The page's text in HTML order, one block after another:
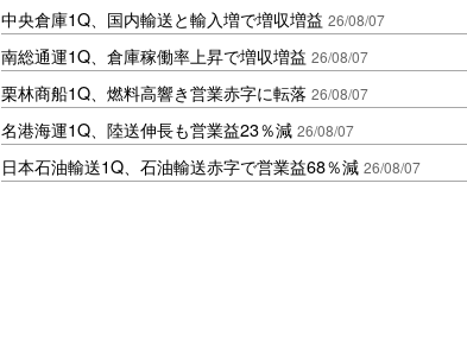
中央倉庫1Q、国内輸送と輸入増で増収増益 26/08/07
南総通運1Q、倉庫稼働率上昇で増収増益 26/08/07
栗林商船1Q、燃料高響き営業赤字に転落 26/08/07
名港海運1Q、陸送伸長も営業益23％減 26/08/07
日本石油輸送1Q、石油輸送赤字で営業益68％減 26/08/07